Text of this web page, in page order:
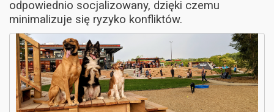
odpowiednio socjalizowany, dzięki czemu
minimalizuje się ryzyko konfliktów.